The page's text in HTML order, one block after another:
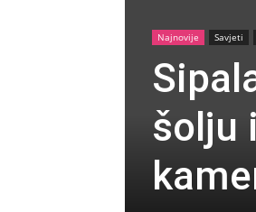
Najnovije Savjeti
šolju